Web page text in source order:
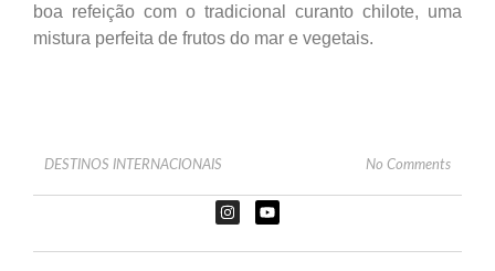
boa refeição com o tradicional curanto chilote, uma
mistura perfeita de frutos do mar e vegetais.
DESTINOS INTERNACIONAIS No Comments